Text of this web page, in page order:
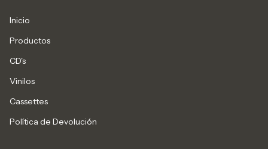
Inicio
Productos
CD's
Vinilos
Cassettes
Política de Devolución